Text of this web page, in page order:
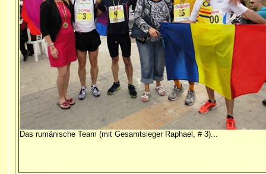
Das rumänische Team (mit Gesamtsieger Raphael, # 3)...